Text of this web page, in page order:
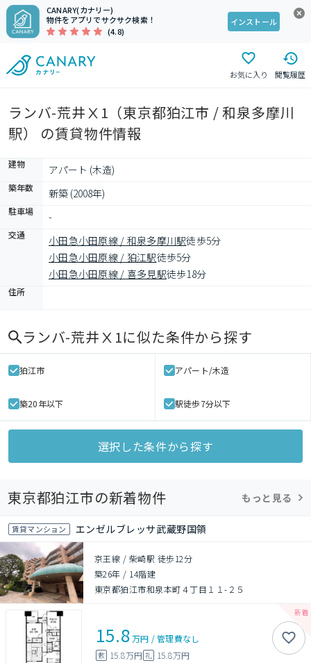
CANARY(カナリー)
物件をアプリでサクサク検索！
(4.8)
インストール
お気に入り 閲覧履歴
ランバ-荒井Ⅹ1（東京都狛江市 / 和泉多摩川
駅） の賃貸物件情報
建物 アパート (木造)
築年数 新築 (2008年)
駐車場 -
交通 小田急小田原線 / 和泉多摩川駅徒歩5分
小田急小田原線 / 狛江駅徒歩5分
小田急小田原線 / 喜多見駅徒歩18分
住所
ランバ-荒井Ⅹ1に似た条件から探す
狛江市 アパート/木造
築20年以下 駅徒歩7分以下
選択した条件から探す
東京都狛江市の新着物件 もっと見る
賃貸マンション エンゼルブレッサ武蔵野国領
京王線 / 柴崎駅 徒歩12分
築26年 / 14階建
東京都狛江市和泉本町４丁目１１-２５
15.8万円 /管理費なし
敷 15.8万円 礼 15.8万円